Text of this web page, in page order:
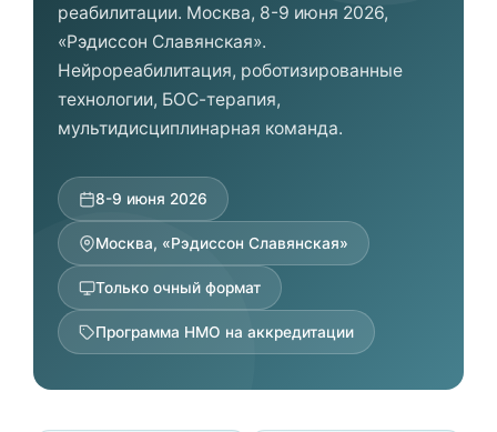
реабилитации. Москва, 8-9 июня 2026,
«Рэдиссон Славянская».
Нейрореабилитация, роботизированные
технологии, БОС-терапия,
мультидисциплинарная команда.
8-9 июня 2026
Москва, «Рэдиссон Славянская»
Только очный формат
Программа НМО на аккредитации